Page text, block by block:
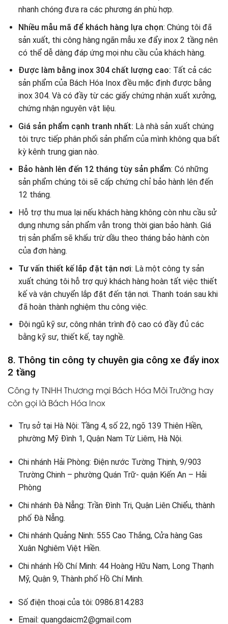
nhanh chóng đưa ra các phương án phù hợp.
Nhiều mẫu mã để khách hàng lựa chọn: Chúng tôi đã
sản xuất, thi công hàng ngãn mẫu xe đẩy inox 2 tầng nên
có thể dễ dàng đáp ứng mọi nhu cầu của khách hàng.
Được làm bằng inox 304 chất lượng cao: Tất cả các
sản phẩm của Bách Hóa Inox đều mặc định được bằng
inox 304. Và có đầy từ các giấy chứng nhận xuất xưởng,
chứng nhận nguyên vật liệu.
Giá sản phẩm cạnh tranh nhất: Là nhà sản xuất chúng
tôi trực tiếp phân phối sản phẩm của mình không qua bất
kỳ kênh trung gian nào.
Bảo hành lên đến 12 tháng tùy sản phẩm: Có những
sản phẩm chúng tôi sẽ cấp chứng chỉ bảo hành lên đến
12 tháng.
Hỗ trợ thu mua lại nếu khách hàng không còn nhu cầu sử
dụng nhưng sản phẩm vẫn trong thời gian bảo hành. Giá
trị sản phẩm sẽ khấu trừ dầu theo tháng bảo hành còn
của đơn hàng.
Tư vấn thiết kế lắp đặt tận nơi: Là một công ty sản
xuất chúng tôi hỗ trợ quý khách hàng hoàn tất việc thiết
kế và vận chuyển lắp đặt đến tận nơi. Thanh toán sau khi
đã hoàn thành nghiệm thu công việc.
Đội ngũ kỹ sư, công nhân trình độ cao có đầy đủ các
bằng kỹ sư, thiết kế, tay nghề.
8. Thông tin công ty chuyên gia công xe đẩy inox
2 tầng
Công ty TNHH Thương mại Bách Hóa Môi Trường hay
còn gọi là Bách Hóa Inox
Trụ sở tại Hà Nội: Tầng 4, số 22, ngõ 139 Thiên Hiền,
phường Mỹ Đình 1, Quận Nam Từ Liêm, Hà Nội.
Chi nhánh Hải Phòng: Điện nước Tường Thịnh, 9/903
Trường Chinh – phường Quán Trữ- quận Kiến An – Hải
Phòng
Chi nhánh Đà Nẵng: Trần Đình Tri, Quận Liên Chiểu, thành
phố Đà Nẵng.
Chi nhánh Quảng Ninh: 555 Cao Thắng, Cửa hàng Gas
Xuân Nghiêm Việt Hiền.
Chi nhánh Hồ Chí Minh: 44 Hoàng Hữu Nam, Long Thạnh
Mỹ, Quận 9, Thành phố Hồ Chí Minh.
Số điện thoại của tôi: 0986.814.283
Email: quangdaicm2@gmail.com